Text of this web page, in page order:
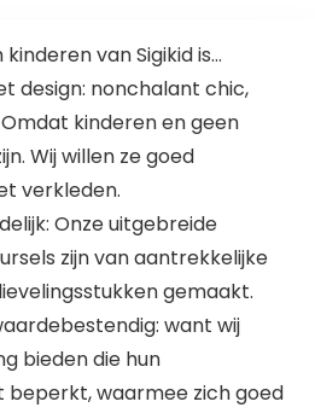
van Sigikid is…
design: nonchalant chic,
kinderen en geen
Wij willen ze goed
verkleden.
Onze uitgebreide
zijn van aantrekkelijke
gemaakt.
want wij
bieden die hun
beperkt, waarmee zich goed